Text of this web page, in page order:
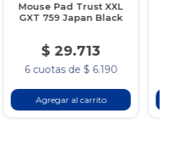
Mouse Pad Trust XXL
GXT 759 Japan White
$ 29.713
6 cuotas de $ 6.190
Agregar al carrito